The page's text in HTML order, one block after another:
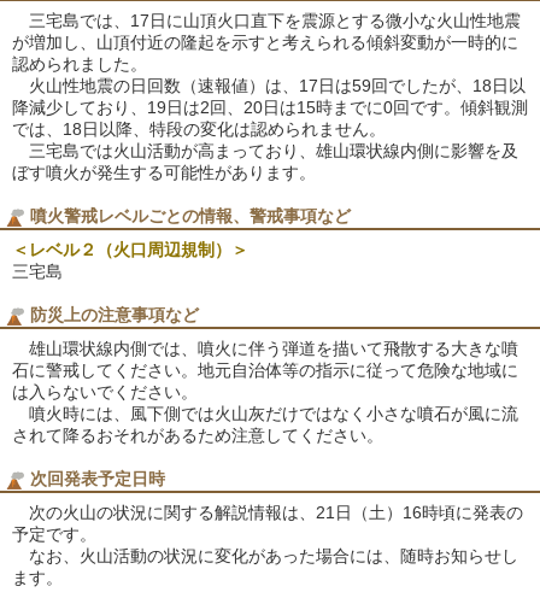
三宅島では、17日に山頂火口直下を震源とする微小な火山性地震
が増加し、山頂付近の隆起を示すと考えられる傾斜変動が一時的に
認められました。
火山性地震の日回数（速報値）は、17日は59回でしたが、18日以
降減少しており、19日は2回、20日は15時までに0回です。傾斜観測
では、18日以降、特段の変化は認められません。
三宅島では火山活動が高まっており、雄山環状線内側に影響を及
ぼす噴火が発生する可能性があります。
噴火警戒レベルごとの情報、警戒事項など
＜レベル２（火口周辺規制）＞
三宅島
防災上の注意事項など
雄山環状線内側では、噴火に伴う弾道を描いて飛散する大きな噴
石に警戒してください。地元自治体等の指示に従って危険な地域に
は入らないでください。
噴火時には、風下側では火山灰だけではなく小さな噴石が風に流
されて降るおそれがあるため注意してください。
次回発表予定日時
次の火山の状況に関する解説情報は、21日（土）16時頃に発表の
予定です。
なお、火山活動の状況に変化があった場合には、随時お知らせし
ます。